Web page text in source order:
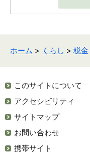
ホーム > くらし > 税金
このサイトについて
アクセシビリティ
サイトマップ
お問い合わせ
携帯サイト